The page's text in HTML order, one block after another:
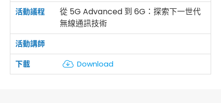
從 5G Advanced 到 6G：探索下一世代
無線通訊技術
Download